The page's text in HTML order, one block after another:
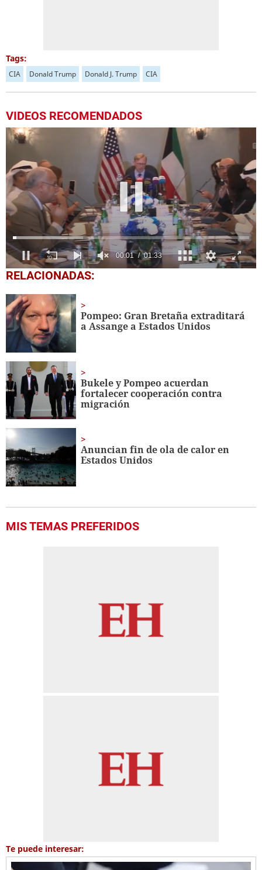
Tags:
CIA Donald Trump Donald J. Trump CIA
VIDEOS RECOMENDADOS
0
seconds
minute,
33
seconds
RELACIONADAS:
Pompeo: Gran Bretaña extraditará
a Assange a Estados Unidos
Bukele y Pompeo acuerdan
fortalecer cooperación contra
migración
Anuncian fin de ola de calor en
Estados Unidos
MIS TEMAS PREFERIDOS
Te puede interesar: